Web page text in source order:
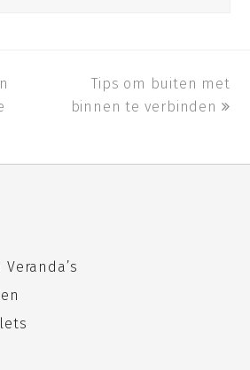
next
post:
Tips om buiten met
binnen te verbinden